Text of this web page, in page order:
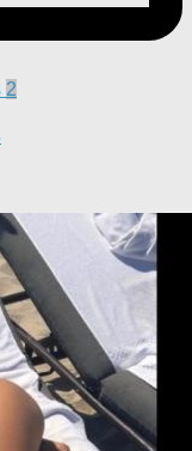
2